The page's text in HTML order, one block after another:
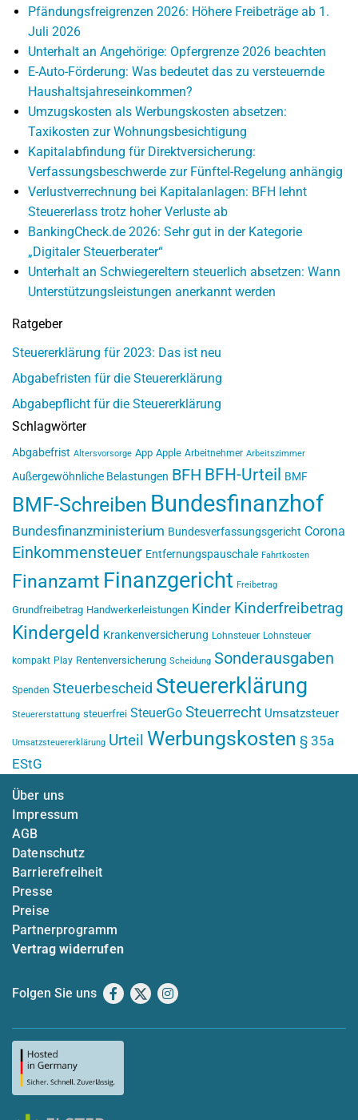
Pfändungsfreigrenzen 2026: Höhere Freibeträge ab 1.
Juli 2026
Unterhalt an Angehörige: Opfergrenze 2026 beachten
E-Auto-Förderung: Was bedeutet das zu versteuernde
Haushaltsjahreseinkommen?
Umzugskosten als Werbungskosten absetzen:
Taxikosten zur Wohnungsbesichtigung
Kapitalabfindung für Direktversicherung:
Verfassungsbeschwerde zur Fünftel-Regelung anhängig
Verlustverrechnung bei Kapitalanlagen: BFH lehnt
Steuererlass trotz hoher Verluste ab
BankingCheck.de 2026: Sehr gut in der Kategorie
„Digitaler Steuerberater“
Unterhalt an Schwiegereltern steuerlich absetzen: Wann
Unterstützungsleistungen anerkannt werden
Ratgeber
Steuererklärung für 2023: Das ist neu
Abgabefristen für die Steuererklärung
Abgabepflicht für die Steuererklärung
Schlagwörter
Abgabefrist Altersvorsorge App Apple Arbeitnehmer Arbeitszimmer
Außergewöhnliche Belastungen BFH BFH-Urteil BMF
BMF-Schreiben Bundesfinanzhof
Bundesfinanzministerium Bundesverfassungsgericht Corona
Einkommensteuer Entfernungspauschale Fahrtkosten
Finanzamt Finanzgericht Freibetrag
Grundfreibetrag Handwerkerleistungen Kinder Kinderfreibetrag
Kindergeld Krankenversicherung Lohnsteuer Lohnsteuer
kompakt Play Rentenversicherung Scheidung Sonderausgaben
Spenden Steuerbescheid Steuererklärung
Steuererstattung steuerfrei SteuerGo Steuerrecht Umsatzsteuer
Umsatzsteuererklärung Urteil Werbungskosten § 35a
EStG
Über uns
Impressum
AGB
Datenschutz
Barrierefreiheit
Presse
Preise
Partnerprogramm
Vertrag widerrufen
Folgen Sie uns Facebook
X Instagram